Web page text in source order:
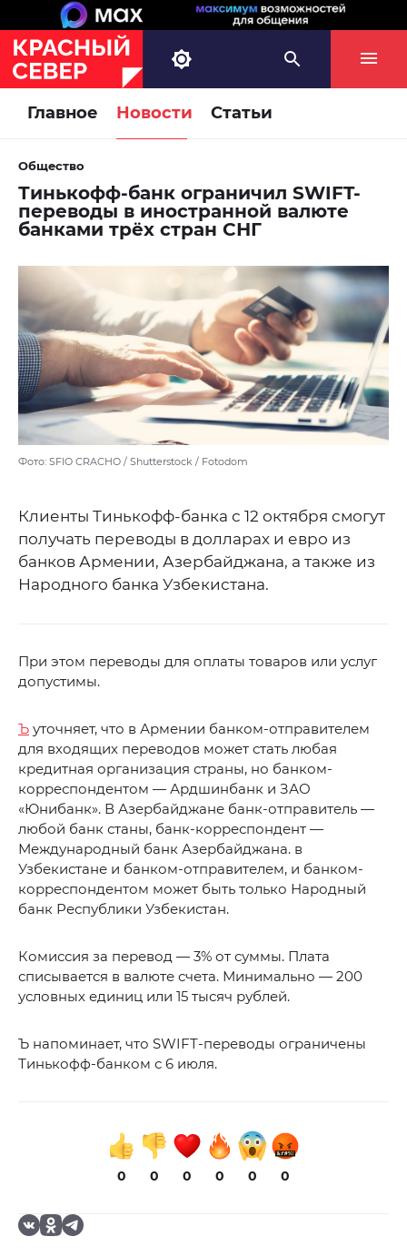
Главное Новости Статьи
Общество
Тинькофф-банк ограничил SWIFT-
переводы в иностранной валюте
банками трёх стран СНГ
Фото: SFIO CRACHO / Shutterstock / Fotodom
Клиенты Тинькофф-банка с 12 октября смогут
получать переводы в долларах и евро из
банков Армении, Азербайджана, а также из
Народного банка Узбекистана.
При этом переводы для оплаты товаров или услуг
допустимы.
Ъ уточняет, что в Армении банком-отправителем
для входящих переводов может стать любая
кредитная организация страны, но банком-
корреспондентом — Ардшинбанк и ЗАО
«Юнибанк». В Азербайджане банк-отправитель —
любой банк станы, банк-корреспондент —
Международный банк Азербайджана. в
Узбекистане и банком-отправителем, и банком-
корреспондентом может быть только Народный
банк Республики Узбекистан.
Комиссия за перевод — 3% от суммы. Плата
списывается в валюте счета. Минимально — 200
условных единиц или 15 тысяч рублей.
Ъ напоминает, что SWIFT-переводы ограничены
Тинькофф-банком с 6 июля.
0 0 0 0 0 0